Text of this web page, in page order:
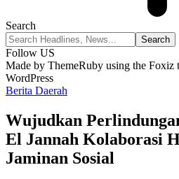
Search
Follow US
Made by ThemeRuby using the Foxiz
WordPress
Berita Daerah
Wujudkan
El Jannah Kolaborasi
Jaminan Sosial